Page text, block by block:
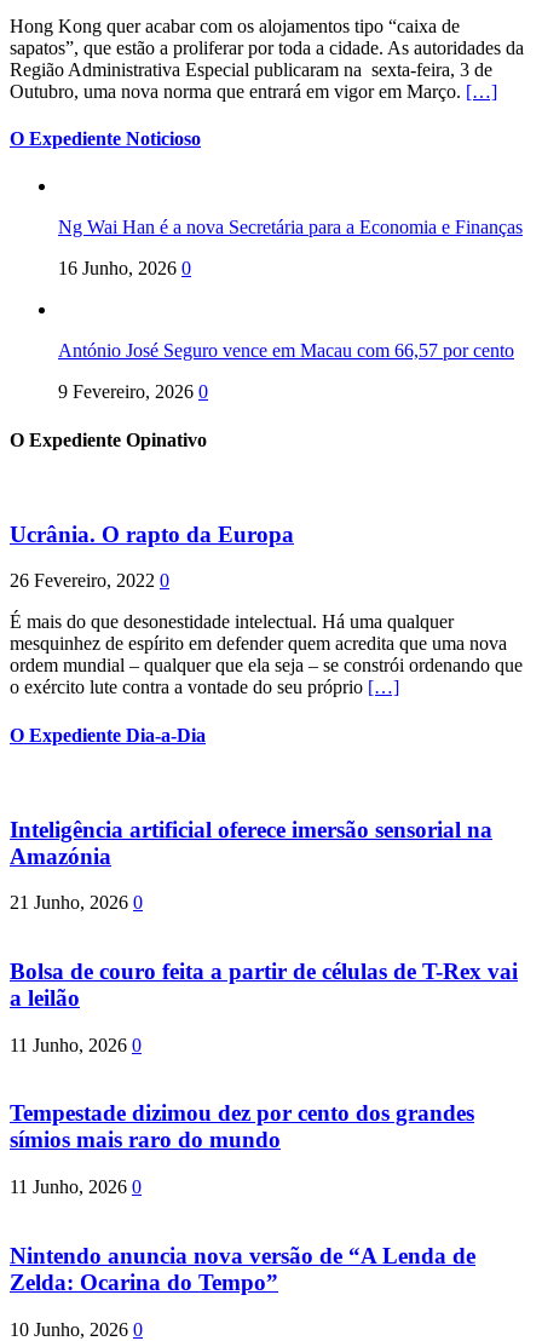
Hong Kong quer acabar com os alojamentos tipo “caixa de
sapatos”, que estão a proliferar por toda a cidade. As autoridades da
Região Administrativa Especial publicaram na sexta-feira, 3 de
Outubro, uma nova norma que entrará em vigor em Março. […]
O Expediente Noticioso
Ng Wai Han é a nova Secretária para a Economia e Finanças
16 Junho, 2026 0
António José Seguro vence em Macau com 66,57 por cento
9 Fevereiro, 2026 0
O Expediente Opinativo
Ucrânia. O rapto da Europa
26 Fevereiro, 2022 0
É mais do que desonestidade intelectual. Há uma qualquer
mesquinhez de espírito em defender quem acredita que uma nova
ordem mundial – qualquer que ela seja – se constrói ordenando que
o exército lute contra a vontade do seu próprio […]
O Expediente Dia-a-Dia
Inteligência artificial oferece imersão sensorial na
Amazónia
21 Junho, 2026 0
Bolsa de couro feita a partir de células de T-Rex vai
a leilão
11 Junho, 2026 0
Tempestade dizimou dez por cento dos grandes
símios mais raro do mundo
11 Junho, 2026 0
Nintendo anuncia nova versão de “A Lenda de
Zelda: Ocarina do Tempo”
10 Junho, 2026 0